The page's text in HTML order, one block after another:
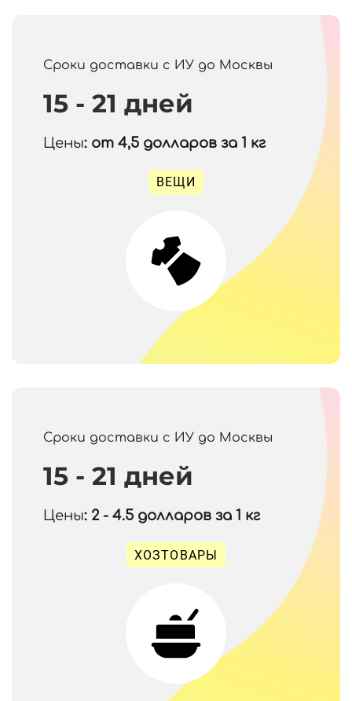
Сроки доставки с ИУ до Москвы
15 - 21 дней
Цены: от 4,5 долларов за 1 кг
ВЕЩИ
Сроки доставки с ИУ до Москвы
15 - 21 дней
Цены: 2 - 4.5 долларов за 1 кг
ХОЗТОВАРЫ